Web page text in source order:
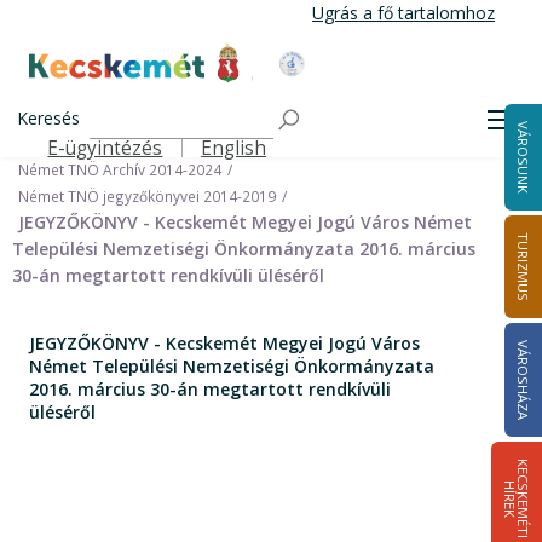
tartalomra
Ugrás a fő tartalomhoz
Kecskemét Város Honlapja
Keresés
Felső navigáció
E-ügyintézés English VÁROSUNK
TURIZMUS
VÁROSHÁZA
K
E
C
S
K
E
M
É
T
I
HÍ
R
E
K
Önkormányzat
Nemzetiségi Önkormányzatok
Német Települési Nemzetiségi Önkormányzat
Német TNÖ Archív 2014-2024
Német TNÖ jegyzőkönyvei 2014-2019
JEGYZŐKÖNYV - Kecskemét Megyei Jogú Város Német
Települési Nemzetiségi Önkormányzata 2016. március
30-án megtartott rendkívüli üléséről
JEGYZŐKÖNYV - Kecskemét Megyei Jogú Város
Német Települési Nemzetiségi Önkormányzata
2016. március 30-án megtartott rendkívüli
üléséről